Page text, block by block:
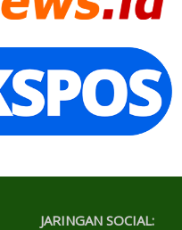
JARINGAN SOCIAL: